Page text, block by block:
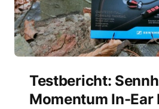
Testbericht:
Momentum In-Ear